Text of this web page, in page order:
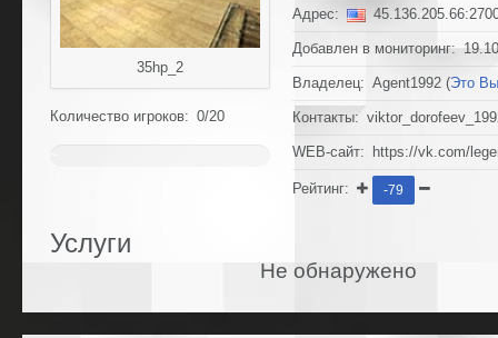
35hp_2
Количество игроков: 0/20
Адрес:
Добавлен в мониторинг:
Владелец: Agent1992 (Это
Контакты:
WEB-сайт: https://vk.com/
Рейтинг: -79
Услуги
Не обнаружено